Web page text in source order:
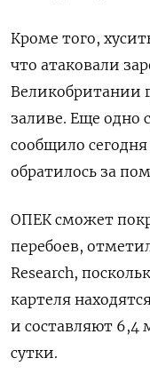
Кроме того,
что атаковали
Великобритании
заливе. Еще одно
сообщило
обратилось за
ОПЕК сможет
перебоев,
Research,
картеля
и составляют 6,4
сутки.